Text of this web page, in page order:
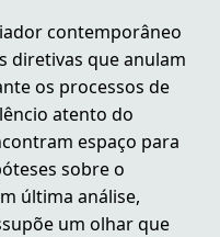
contemporâneo
diretivas que anulam
os processos de
atento do
espaço para
sobre o
última análise,
um olhar que